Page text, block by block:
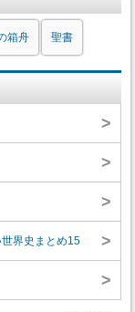
箱舟 聖書
>
>
>
界史まとめ15 >
>